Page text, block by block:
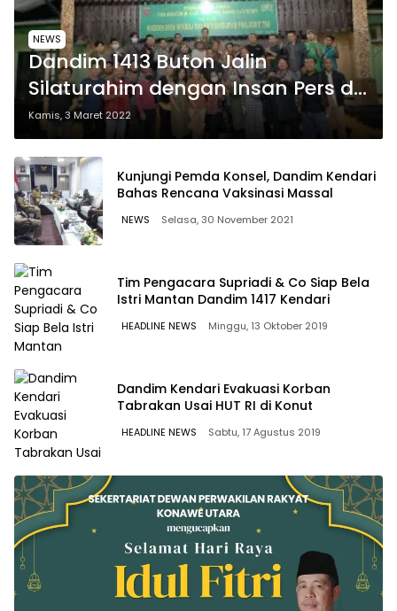
NEWS
Dandim 1413 Buton Jalin
Silaturahim dengan Insan Pers di
Baubau
Kamis, 3 Maret 2022
Kunjungi Pemda Konsel, Dandim Kendari
Bahas Rencana Vaksinasi Massal
NEWS Selasa, 30 November 2021
Tim Pengacara Supriadi & Co Siap Bela
Istri Mantan Dandim 1417 Kendari
HEADLINE NEWS Minggu, 13 Oktober 2019
Dandim Kendari Evakuasi Korban
Tabrakan Usai HUT RI di Konut
HEADLINE NEWS Sabtu, 17 Agustus 2019